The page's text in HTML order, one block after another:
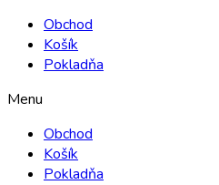
Obchod
Košík
Pokladňa
Menu
Obchod
Košík
Pokladňa